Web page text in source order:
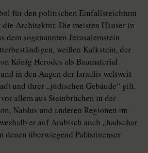
für den politischen Einfallsreichtum
Architektur. Die meisten Häuser in
dem sogenannten Jerusalemstein
weißen Kalkstein, der
König Herodes als Baumaterial
in den Augen der Israelis weltweit
und ihrer „jüdischen Gebäude“ gilt.
allem aus Steinbrüchen in der
Nablus und anderen Regionen im
er auf Arabisch auch „hadschar
denen überwiegend Palästinenser